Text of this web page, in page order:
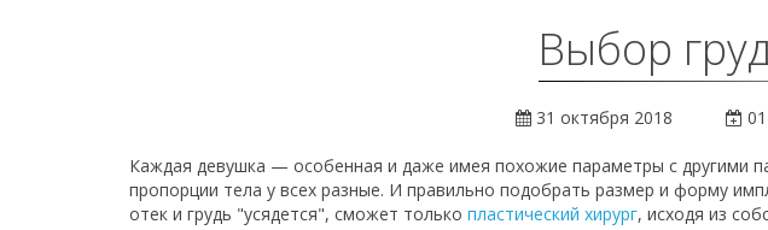
Выбор
31 октября 2018
Каждая девушка — особенная и даже имея похожие параметры с другими
пропорции тела у всех разные. И правильно подобрать размер и форму
отек и грудь "усядется", сможет только пластический хирург, исходя из